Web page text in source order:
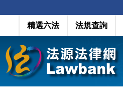
精選六法 法規查詢